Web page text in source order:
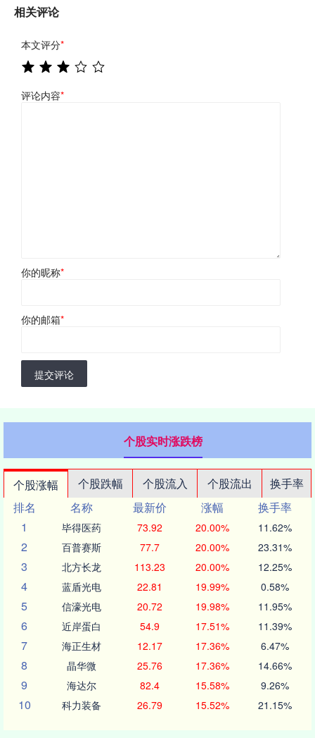
相关评论
本文评分*
评论内容*
你的昵称*
你的邮箱*
提交评论
个股实时涨跌榜
个股涨幅 个股跌幅 个股流入 个股流出
换手率
排名
名称 最新价 涨幅
换手率
1
毕得医药 73.92 20.00% 11.62%
2 百普赛斯 77.7 20.00% 23.31%
3 北方长龙 113.23 20.00% 12.25%
4 蓝盾光电 22.81 19.99% 0.58%
5 信濠光电 20.72 19.98% 11.95%
6 近岸蛋白 54.9 17.51% 11.39%
7 海正生材 12.17 17.36% 6.47%
8 晶华微 25.76 17.36% 14.66%
9 海达尔 82.4 15.58% 9.26%
10 科力装备 26.79 15.52% 21.15%